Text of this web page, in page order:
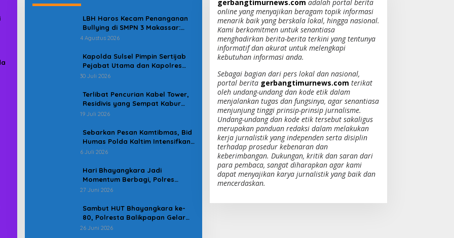
LBH Haros Kecam Penanganan
Bullying di SMPN 3 Makassar:
Korban Justru Dipaksa Pindah
4 Agustus 2026
Kapolda Sulsel Pimpin Sertijab
Pejabat Utama dan Kapolres
Jajaran Serta Lantik Karolog
30 Juli 2026
Terlibat Pencurian Kabel Tower,
Residivis yang Sempat Kabur
Berhasil Ditangkap Tim
19 Juli 2026
Sebarkan Pesan Kamtibmas, Bid
Humas Polda Kaltim Intensifkan
Pemasangan Spanduk serta
6 Juli 2026
Hari Bhayangkara Jadi
Momentum Berbagi, Polres
Gowa Datangi Warga yang
27 Juni 2026
Sambut HUT Bhayangkara ke-
80, Polresta Balikpapan Gelar
Bakti Sosial di Panti Asuhan
26 Juni 2026
gerbangtimurnews.com adalah portal berita
online yang menyajikan beragam topik informasi
menarik baik yang berskala lokal, hingga nasional.
Kami berkomitmen untuk senantiasa
menghadirkan berita-berita terkini yang tentunya
informatif dan akurat untuk melengkapi
kebutuhan informasi anda.
Sebagai bagian dari pers lokal dan nasional,
portal berita gerbangtimurnews.com terikat
oleh undang-undang dan kode etik dalam
menjalankan tugas dan fungsinya, agar senantiasa
menjunjung tinggi prinsip-prinsip jurnalisme.
Undang-undang dan kode etik tersebut sakaligus
merupakan panduan redaksi dalam melakukan
kerja jurnalistik yang independen serta disiplin
terhadap prosedur kebenaran dan
keberimbangan. Dukungan, kritik dan saran dari
para pembaca, sangat diharapkan agar kami
dapat menyajikan karya jurnalistik yang baik dan
mencerdaskan.